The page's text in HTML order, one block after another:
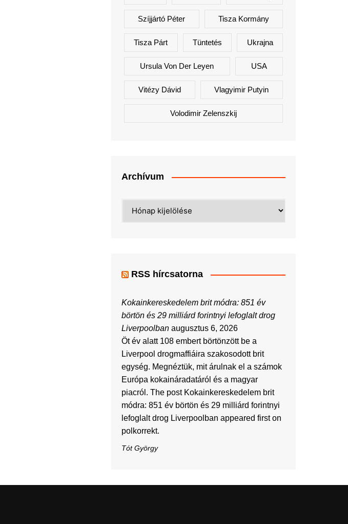
Szíjjártó Péter Tisza Kormány
Tisza Párt Tüntetés Ukrajna
Ursula Von Der Leyen USA
Vitézy Dávid Vlagyimir Putyin
Volodimir Zelenszkij
Archívum
RSS hírcsatorna
Kokainkereskedelem brit módra: 851 év
börtön és 29 milliárd forintnyi lefoglalt drog
Liverpoolban augusztus 6, 2026
Öt év alatt 108 embert börtönzött be a
Liverpool drogmaffiáira szakosodott brit
egység. Megnéztük, mit árulnak el a számok
Európa kokaináradatáról és a magyar
piacról. The post Kokainkereskedelem brit
módra: 851 év börtön és 29 milliárd forintnyi
lefoglalt drog Liverpoolban appeared first on
polkorrekt.
Tót György